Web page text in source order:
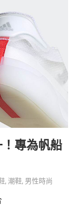
專為帆船
, 潮鞋, 男性時尚